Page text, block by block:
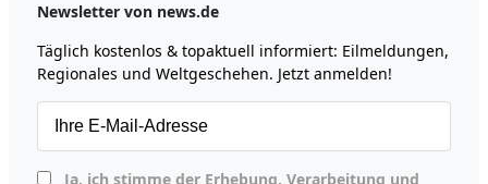
Newsletter von news.de
Täglich kostenlos & topaktuell informiert: Eilmeldungen,
Regionales und Weltgeschehen. Jetzt anmelden!